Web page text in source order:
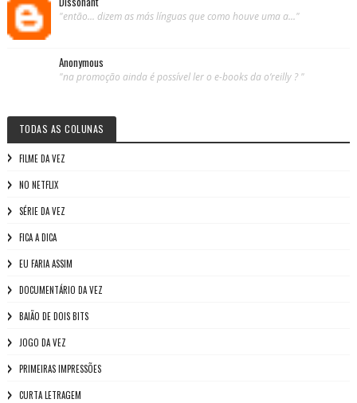
"então... dizem as más línguas que como houve uma a..."
Anonymous
"na promoção ainda é possível ler o e-books da o’reilly ? "
TODAS AS COLUNAS
FILME DA VEZ
NO NETFLIX
SÉRIE DA VEZ
FICA A DICA
EU FARIA ASSIM
DOCUMENTÁRIO DA VEZ
BAIÃO DE DOIS BITS
JOGO DA VEZ
PRIMEIRAS IMPRESSÕES
CURTA LETRAGEM